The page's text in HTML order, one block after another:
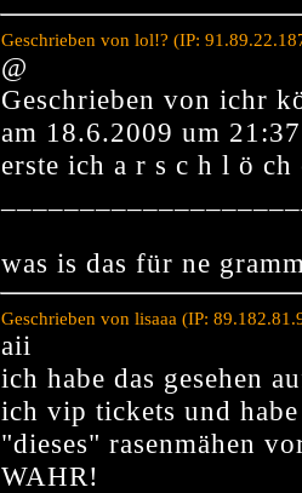
Geschrieben von lol!? (IP:
@
Geschrieben von ichr
am 18.6.2009 um
erste ich a r s c h l ö ch
was is das für ne
Geschrieben von lisaaa (IP:
aii
ich habe das gesehen
ich vip tickets und habe
"dieses" rasenmähen
WAHR!